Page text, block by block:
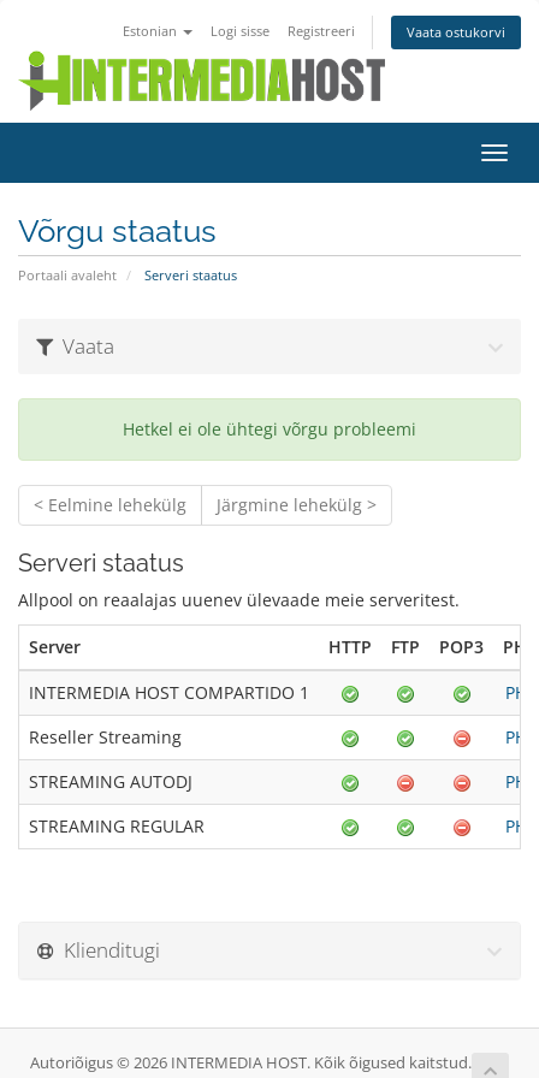
Estonian Logi sisse Registreeri Vaata ostukorvi
Võrgu staatus
Portaali avaleht Serveri staatus
Vaata
Hetkel ei ole ühtegi võrgu probleemi
< Eelmine lehekülg Järgmine lehekülg >
Serveri staatus
Allpool on reaalajas uuenev ülevaade meie serveritest.
Server HTTP FTP POP3
INTERMEDIA HOST COMPARTIDO 1
Reseller Streaming
STREAMING AUTODJ
STREAMING REGULAR
Klienditugi
Autoriõigus © 2026 INTERMEDIA HOST. Kõik õigused kaitstud.